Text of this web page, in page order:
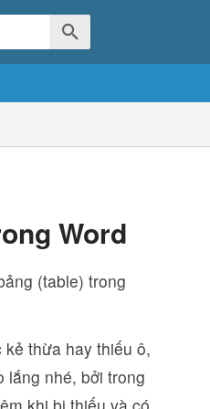
Word
(table) trong
thừa hay thiếu ô,
lắng nhé, bởi trong